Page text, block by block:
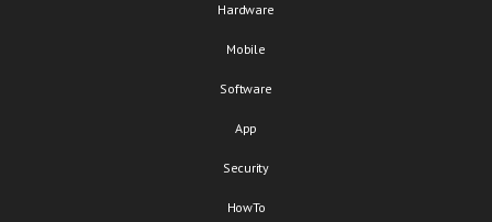
Hardware
Mobile
Software
App
Security
HowTo